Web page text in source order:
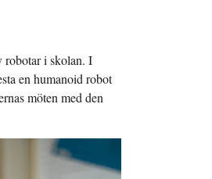
robotar i skolan. I
en humanoid robot
möten med den